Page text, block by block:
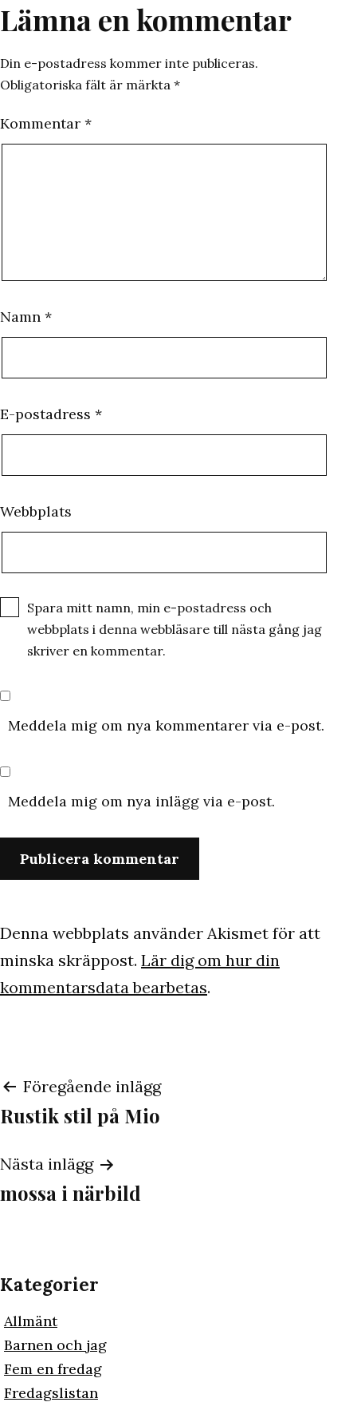
Lämna en kommentar
Din e-postadress kommer inte publiceras.
Obligatoriska fält är märkta *
Kommentar *
Namn *
E-postadress *
Webbplats
Spara mitt namn, min e-postadress och
webbplats i denna webbläsare till nästa gång jag
skriver en kommentar.
Meddela mig om nya kommentarer via e-post.
Meddela mig om nya inlägg via e-post.
Denna webbplats använder Akismet för att
minska skräppost. Lär dig om hur din
kommentarsdata bearbetas.
Inläggsnavigering
Föregående inlägg
Rustik stil på Mio
Nästa inlägg
mossa i närbild
Kategorier
Allmänt
Barnen och jag
Fem en fredag
Fredagslistan